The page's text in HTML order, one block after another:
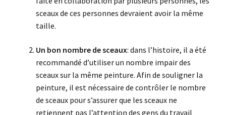
sceaux de ces personnes devraient avoir la même
taille.
Un bon nombre de sceaux: dans l’histoire, il a été
recommandé d’utiliser un nombre impair des
sceaux sur la même peinture. Afin de souligner la
peinture, il est nécessaire de contrôler le nombre
de sceaux pour s’assurer que les sceaux ne
retiennent pas l’attention des gens du travail